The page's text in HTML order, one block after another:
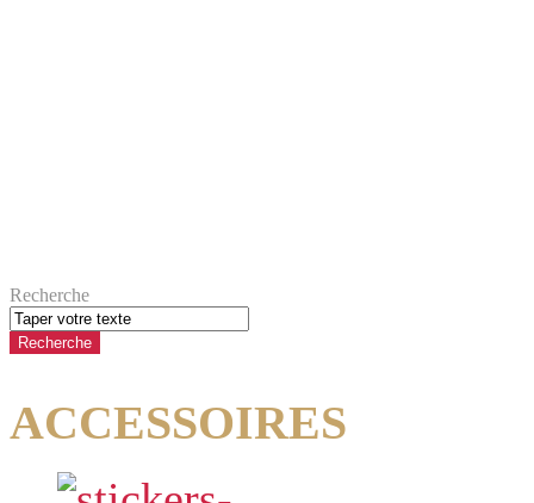
Recherche
ACCESSOIRES